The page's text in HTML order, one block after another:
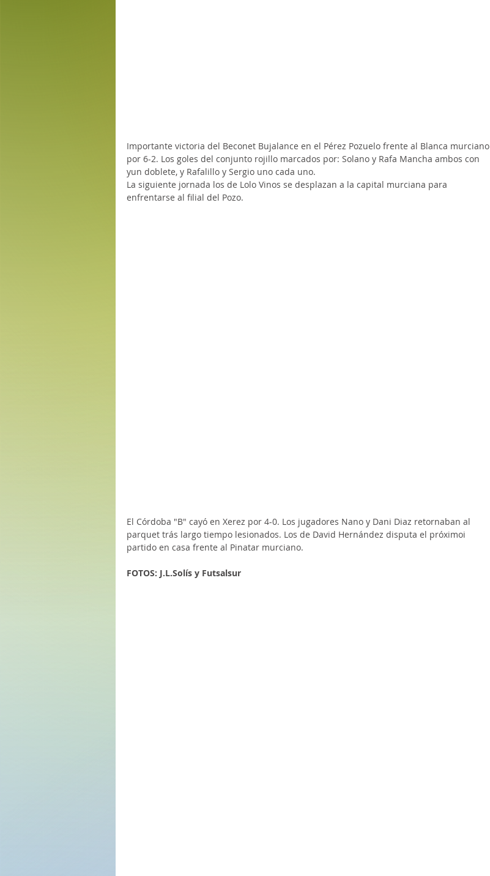
Importante victoria del Beconet Bujalance en el Pérez Pozuelo frente al Blanca murciano
por 6-2. Los goles del conjunto rojillo marcados por: Solano y Rafa Mancha ambos con
yun doblete, y Rafalillo y Sergio uno cada uno.
La siguiente jornada los de Lolo Vinos se desplazan a la capital murciana para
enfrentarse al filial del Pozo.
El Córdoba "B" cayó en Xerez por 4-0. Los jugadores Nano y Dani Diaz retornaban al
parquet trás largo tiempo lesionados. Los de David Hernández disputa el próximoi
partido en casa frente al Pinatar murciano.
FOTOS: J.L.Solís y Futsalsur